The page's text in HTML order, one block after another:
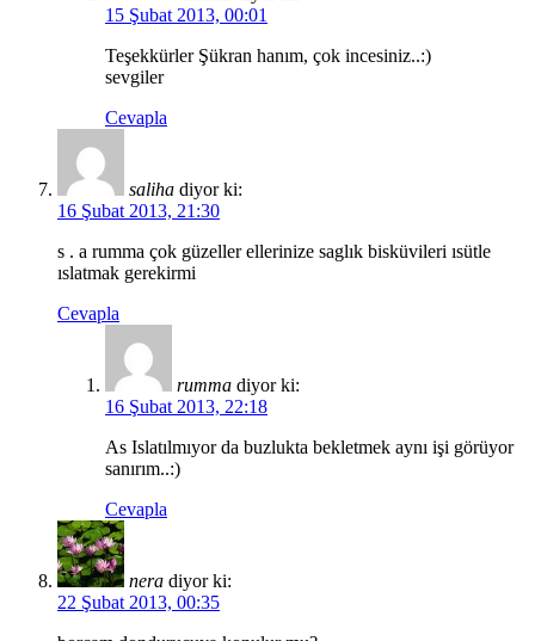
15 Şubat 2013, 00:01
Teşekkürler Şükran hanım, çok incesiniz..:)
sevgiler
Cevapla
saliha diyor ki:
16 Şubat 2013, 21:30
s . a rumma çok güzeller ellerinize saglık bisküvileri ısütle
ıslatmak gerekirmi
Cevapla
rumma diyor ki:
16 Şubat 2013, 22:18
As Islatılmıyor da buzlukta bekletmek aynı işi görüyor
sanırım..:)
Cevapla
nera diyor ki:
22 Şubat 2013, 00:35